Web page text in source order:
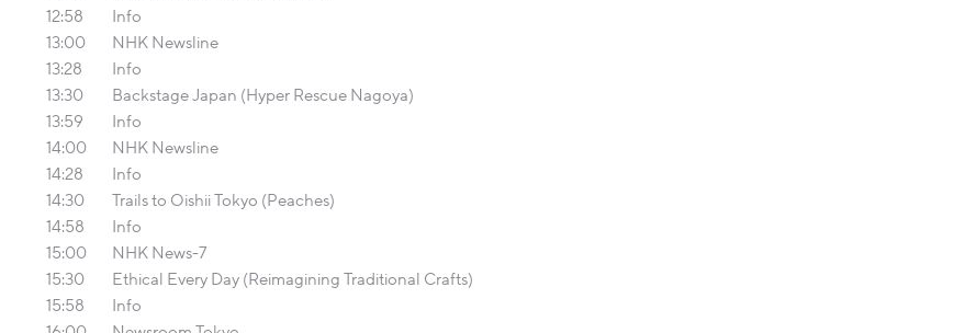
12:58
Info
13:00
NHK Newsline
13:28
Info
13:30
Backstage Japan (Hyper Rescue Nagoya)
13:59
Info
14:00
NHK Newsline
14:28
Info
14:30
Trails to Oishii Tokyo (Peaches)
14:58
Info
15:00
NHK News-7
15:30
Ethical Every Day (Reimagining Traditional Crafts)
15:58
Info